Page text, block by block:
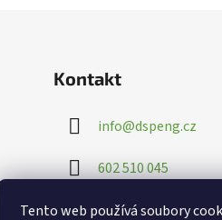
Tento web používá soubory
Kontakt
info@dspeng.cz
602 510 045